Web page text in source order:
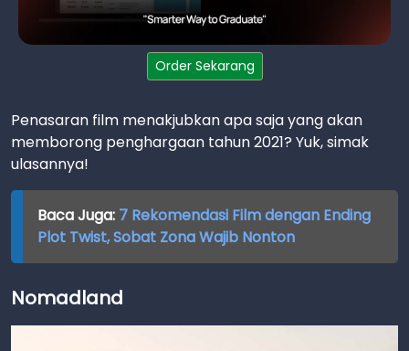
Order Sekarang
Penasaran film menakjubkan apa saja yang akan
memborong penghargaan tahun 2021? Yuk, simak
ulasannya!
Baca Juga: 7 Rekomendasi Film dengan Ending
Plot Twist, Sobat Zona Wajib Nonton
Nomadland